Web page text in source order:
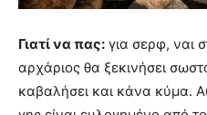
Γιατί να πας: για σερφ, ναι
αρχάριος θα ξεκινήσει
καβαλήσει και κάνα κύμα.